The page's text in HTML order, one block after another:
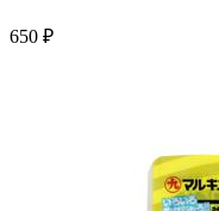
650 ₽